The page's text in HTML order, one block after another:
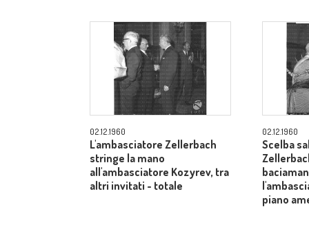
02.12.1960
L'ambasciatore Zellerbach
stringe la mano
all'ambasciatore Kozyrev, tra
altri invitati - totale
02.12.1960
Scelba
piano